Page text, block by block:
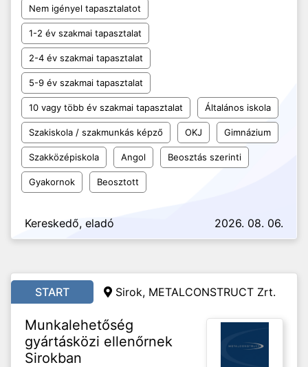
Nem igényel tapasztalatot
1-2 év szakmai tapasztalat
2-4 év szakmai tapasztalat
5-9 év szakmai tapasztalat
10 vagy több év szakmai tapasztalat Általános iskola
Szakiskola / szakmunkás képző OKJ Gimnázium
Szakközépiskola Angol Beosztás szerinti
Gyakornok Beosztott
Kereskedő, eladó 2026. 08. 06.
START Sirok, METALCONSTRUCT Zrt.
Munkalehetőség
gyártásközi ellenőrnek
Sirokban